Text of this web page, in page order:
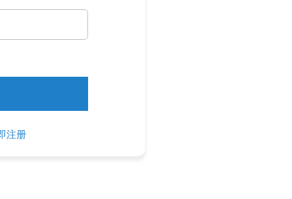
注册